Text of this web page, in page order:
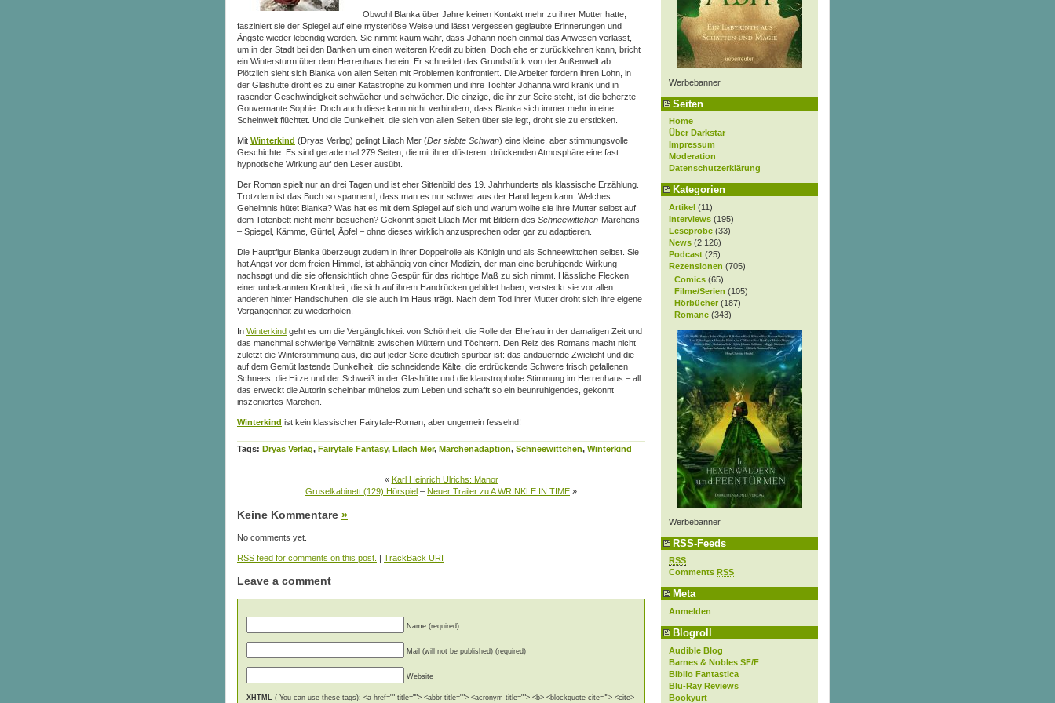
Werbebanner
Seiten
Home
Über Darkstar
Impressum
Moderation
Datenschutzerklärung
Kategorien
Artikel (11)
Interviews (195)
Leseprobe (33)
News (2.126)
Podcast (25)
Rezensionen (705)
Comics (65)
Filme/Serien (105)
Hörbücher (187)
Romane (343)
Werbebanner
RSS-Feeds
RSS
Comments RSS
Meta
Anmelden
Blogroll
Audible Blog
Barnes & Nobles SF/F
Biblio Fantastica
Blu-Ray Reviews
Bookyurt
Obwohl Blanka über Jahre keinen Kontakt mehr zu ihrer Mutter hatte,
fasziniert sie der Spiegel auf eine mysteriöse Weise und lässt vergessen geglaubte Erinnerungen und
Ängste wieder lebendig werden. Sie nimmt kaum wahr, dass Johann noch einmal das Anwesen verlässt,
um in der Stadt bei den Banken um einen weiteren Kredit zu bitten. Doch ehe er zurückkehren kann, bricht
ein Wintersturm über dem Herrenhaus herein. Er schneidet das Grundstück von der Außenwelt ab.
Plötzlich sieht sich Blanka von allen Seiten mit Problemen konfrontiert. Die Arbeiter fordern ihren Lohn, in
der Glashütte droht es zu einer Katastrophe zu kommen und ihre Tochter Johanna wird krank und in
rasender Geschwindigkeit schwächer und schwächer. Die einzige, die ihr zur Seite steht, ist die beherzte
Gouvernante Sophie. Doch auch diese kann nicht verhindern, dass Blanka sich immer mehr in eine
Scheinwelt flüchtet. Und die Dunkelheit, die sich von allen Seiten über sie legt, droht sie zu ersticken.
Mit Winterkind (Dryas Verlag) gelingt Lilach Mer (Der siebte Schwan) eine kleine, aber stimmungsvolle
Geschichte. Es sind gerade mal 279 Seiten, die mit ihrer düsteren, drückenden Atmosphäre eine fast
hypnotische Wirkung auf den Leser ausübt.
Der Roman spielt nur an drei Tagen und ist eher Sittenbild des 19. Jahrhunderts als klassische Erzählung.
Trotzdem ist das Buch so spannend, dass man es nur schwer aus der Hand legen kann. Welches
Geheimnis hütet Blanka? Was hat es mit dem Spiegel auf sich und warum wollte sie ihre Mutter selbst auf
dem Totenbett nicht mehr besuchen? Gekonnt spielt Lilach Mer mit Bildern des Schneewittchen-Märchens
– Spiegel, Kämme, Gürtel, Äpfel – ohne dieses wirklich anzusprechen oder gar zu adaptieren.
Die Hauptfigur Blanka überzeugt zudem in ihrer Doppelrolle als Königin und als Schneewittchen selbst. Sie
hat Angst vor dem freien Himmel, ist abhängig von einer Medizin, der man eine beruhigende Wirkung
nachsagt und die sie offensichtlich ohne Gespür für das richtige Maß zu sich nimmt. Hässliche Flecken
einer unbekannten Krankheit, die sich auf ihrem Handrücken gebildet haben, versteckt sie vor allen
anderen hinter Handschuhen, die sie auch im Haus trägt. Nach dem Tod ihrer Mutter droht sich ihre eigene
Vergangenheit zu wiederholen.
In Winterkind geht es um die Vergänglichkeit von Schönheit, die Rolle der Ehefrau in der damaligen Zeit und
das manchmal schwierige Verhältnis zwischen Müttern und Töchtern. Den Reiz des Romans macht nicht
zuletzt die Winterstimmung aus, die auf jeder Seite deutlich spürbar ist: das andauernde Zwielicht und die
auf dem Gemüt lastende Dunkelheit, die schneidende Kälte, die erdrückende Schwere frisch gefallenen
Schnees, die Hitze und der Schweiß in der Glashütte und die klaustrophobe Stimmung im Herrenhaus – all
das erweckt die Autorin scheinbar mühelos zum Leben und schafft so ein beunruhigendes, gekonnt
inszeniertes Märchen.
Winterkind ist kein klassischer Fairytale-Roman, aber ungemein fesselnd!
Tags: Dryas Verlag, Fairytale Fantasy, Lilach Mer, Märchenadaption, Schneewittchen, Winterkind
« Karl Heinrich Ulrichs: Manor
Gruselkabinett (129) Hörspiel – Neuer Trailer zu A WRINKLE IN TIME »
Keine Kommentare »
No comments yet.
RSS feed for comments on this post. | TrackBack URI
Leave a comment
Name (required)
Mail (will not be published) (required)
Website
XHTML ( You can use these tags): <a href="" title=""> <abbr title=""> <acronym title=""> <b> <blockquote cite=""> <cite>